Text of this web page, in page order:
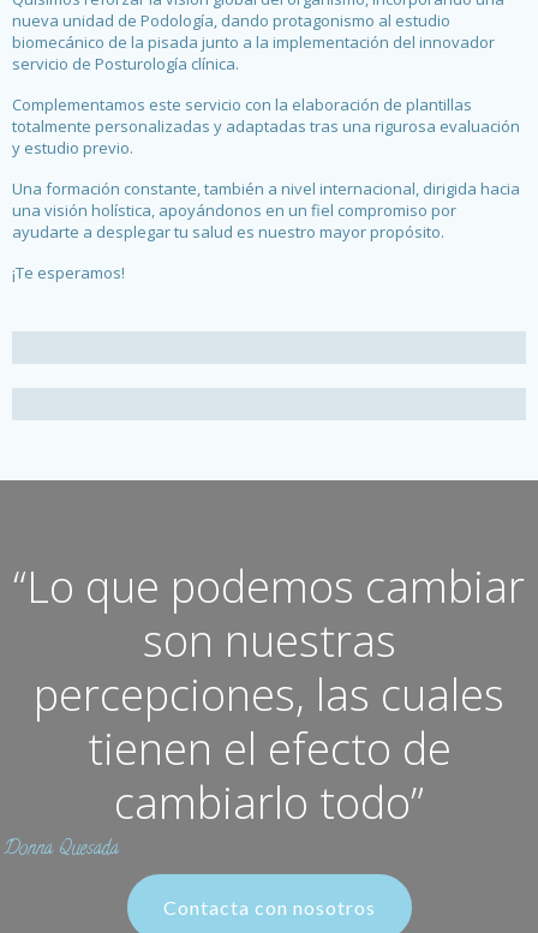
nueva unidad de Podología, dando protagonismo al estudio
biomecánico de la pisada junto a la implementación del innovador
servicio de Posturología clínica.
Complementamos este servicio con la elaboración de plantillas
totalmente personalizadas y adaptadas tras una rigurosa evaluación
y estudio previo.
Una formación constante, también a nivel internacional, dirigida hacia
una visión holística, apoyándonos en un fiel compromiso por
ayudarte a desplegar tu salud es nuestro mayor propósito.
¡Te esperamos!
“Lo que podemos cambiar
son nuestras
percepciones, las cuales
tienen el efecto de
cambiarlo todo”
Donna Quesada
Contacta con nosotros